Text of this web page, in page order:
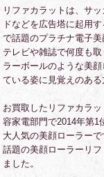
リファカラットは、サ
ドなどを広告塔に起用
で話題のプラチナ電子美
テレビや雑誌で何度も
ラーボールのような美
ている姿に見覚えのある
お買取したリファカラ
容家電部門で2014年第1
大人気の美顔ローラーで
話題の美顔ローラーリ
ました。